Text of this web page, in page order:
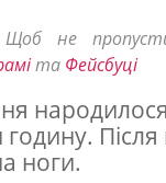
Щоб не
та Фейсбуці
годину.
ноги.